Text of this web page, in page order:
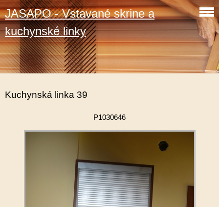
JASAPO - Vstavané skrine a
kuchynské linky
Kuchynská linka 39
P1030646